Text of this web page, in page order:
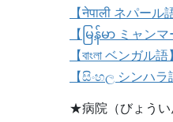
【नेपाली ネパール
【မြန်မာ ミャ
【বাংলা ベンガル語
【සිංහල シン
★病院（びょうい